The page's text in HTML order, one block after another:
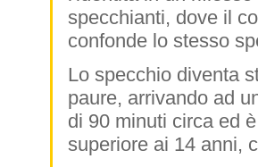
specchianti, dove il
confonde lo stesso
Lo specchio diventa
paure, arrivando ad
di 90 minuti circa ed
superiore ai 14 anni,